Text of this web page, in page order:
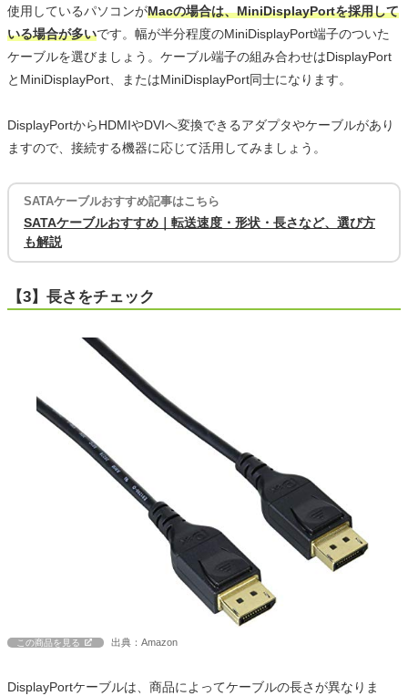
使用しているパソコンがMacの場合は、MiniDisplayPortを採用して
いる場合が多いです。幅が半分程度のMiniDisplayPort端子のついた
ケーブルを選びましょう。ケーブル端子の組み合わせはDisplayPort
とMiniDisplayPort、またはMiniDisplayPort同士になります。
DisplayPortからHDMIやDVIへ変換できるアダプタやケーブルがあり
ますので、接続する機器に応じて活用してみましょう。
SATAケーブルおすすめ記事はこちら
SATAケーブルおすすめ｜転送速度・形状・長さなど、選び方
も解説
【3】長さをチェック
この商品を見る 出典：Amazon
DisplayPortケーブルは、商品によってケーブルの長さが異なりま